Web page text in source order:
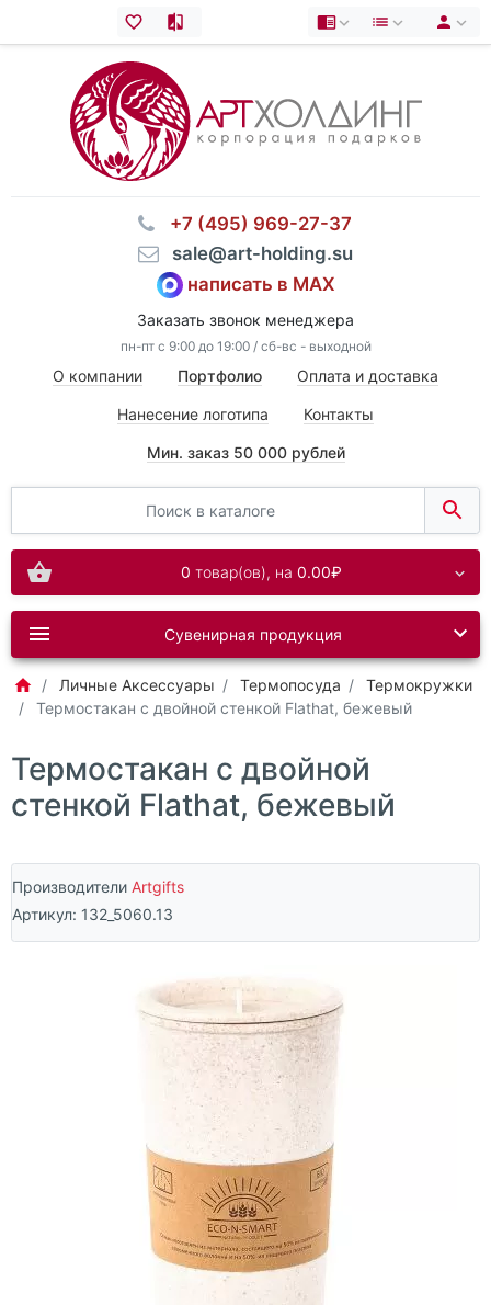
⠀+7 (495) 969-27-37
⠀sale@art-holding.su
написать в MAX
Заказать звонок менеджера
пн-пт с 9:00 до 19:00 / сб-вс - выходной
О компании Портфолио Оплата и доставка
Нанесение логотипа Контакты
Мин. заказ 50 000 рублей
0 товар(ов), на 0.00₽
Сувенирная продукция
Личные Аксессуары Термопосуда
Термокружки
Термостакан с двойной стенкой Flathat, бежевый
Термостакан с двойной
стенкой Flathat, бежевый
Производители Artgifts
Артикул: 132_5060.13